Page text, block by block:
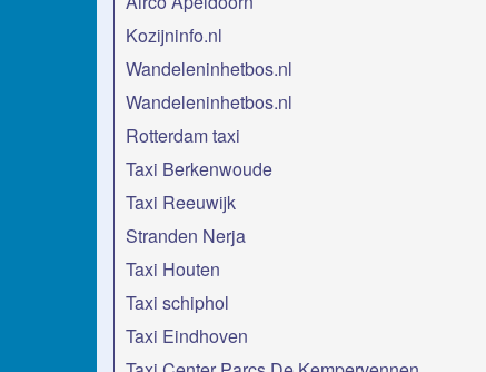
Kozijninfo.nl
Wandeleninhetbos.nl
Wandeleninhetbos.nl
Rotterdam taxi
Taxi Berkenwoude
Taxi Reeuwijk
Stranden Nerja
Taxi Houten
Taxi schiphol
Taxi Eindhoven